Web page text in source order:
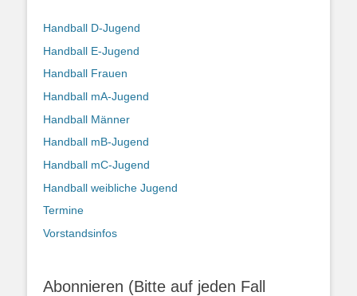
Handball D-Jugend
Handball E-Jugend
Handball Frauen
Handball mA-Jugend
Handball Männer
Handball mB-Jugend
Handball mC-Jugend
Handball weibliche Jugend
Termine
Vorstandsinfos
Abonnieren (Bitte auf jeden Fall